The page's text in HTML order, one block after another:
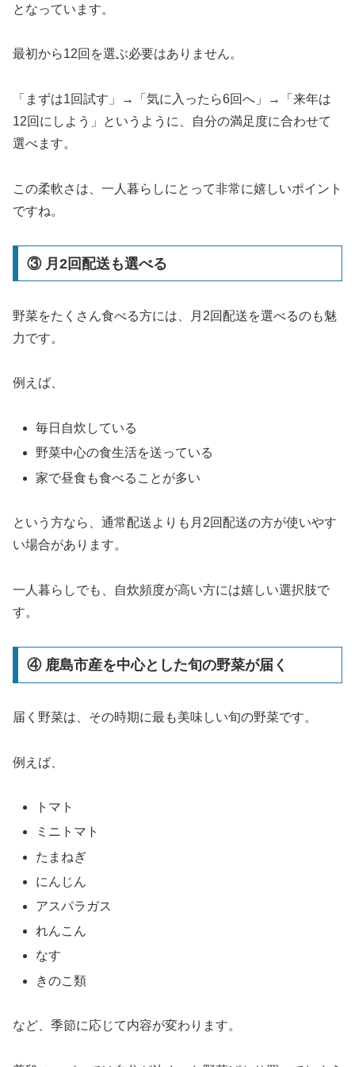
となっています。
最初から12回を選ぶ必要はありません。
「まずは1回試す」→「気に入ったら6回へ」→「来年は
12回にしよう」というように、自分の満足度に合わせて
選べます。
この柔軟さは、一人暮らしにとって非常に嬉しいポイント
ですね。
③ 月2回配送も選べる
野菜をたくさん食べる方には、月2回配送を選べるのも魅
力です。
例えば、
毎日自炊している
野菜中心の食生活を送っている
家で昼食も食べることが多い
という方なら、通常配送よりも月2回配送の方が使いやす
い場合があります。
一人暮らしでも、自炊頻度が高い方には嬉しい選択肢で
す。
④ 鹿島市産を中心とした旬の野菜が届く
届く野菜は、その時期に最も美味しい旬の野菜です。
例えば、
トマト
ミニトマト
たまねぎ
にんじん
アスパラガス
れんこん
なす
きのこ類
など、季節に応じて内容が変わります。